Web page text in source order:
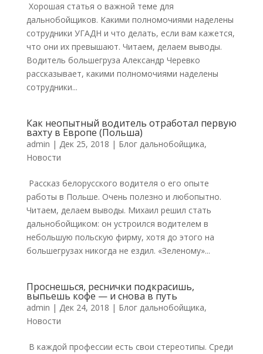
Хорошая статья о важной теме для
дальнобойщиков. Какими полномочиями наделены
сотрудники УГАДН и что делать, если вам кажется,
что они их превышают. Читаем, делаем выводы.
Водитель большегруза Александр Черевко
рассказывает, какими полномочиями наделены
сотрудники...
Как неопытный водитель отработал первую
вахту в Европе (Польша)
admin | Дек 25, 2018 | Блог дальнобойщика,
Новости
Рассказ белорусского водителя о его опыте
работы в Польше. Очень полезно и любопытно.
Читаем, делаем выводы. Михаил решил стать
дальнобойщиком: он устроился водителем в
небольшую польскую фирму, хотя до этого на
большегрузах никогда не ездил. «Зеленому»...
Проснешься, реснички подкрасишь,
выпьешь кофе — и снова в путь
admin | Дек 24, 2018 | Блог дальнобойщика,
Новости
В каждой профессии есть свои стереотипы. Среди